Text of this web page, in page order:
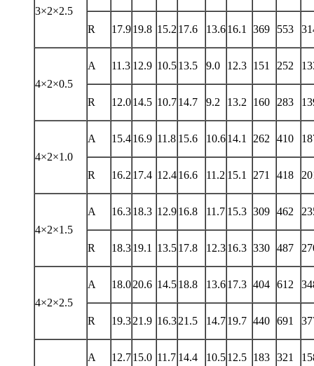
3×2×2.5
R 17.919.8 15.2 17.6 13.616.1 369 553
4×2×0.5
A 11.3 12.9 10.513.5 9.0 12.3 151 252
R 12.014.5 10.714.7 9.2 13.2 160 283
4×2×1.0
A 15.416.9 11.8 15.6 10.614.1 262 410
R 16.2 17.4 12.416.6 11.2 15.1 271 418
4×2×1.5
A 16.318.3 12.916.8 11.7 15.3 309 462
R 18.319.1 13.517.8 12.316.3 330 487
4×2×2.5
A 18.020.6 14.518.8 13.617.3 404 612
R 19.321.9 16.321.5 14.719.7 440 691
A 12.715.0 11.7 14.4 10.512.5 183 321